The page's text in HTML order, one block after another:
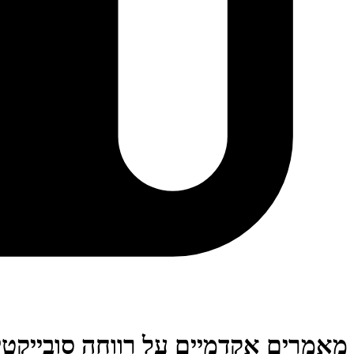
מאמרים אקדמיים על רווחה